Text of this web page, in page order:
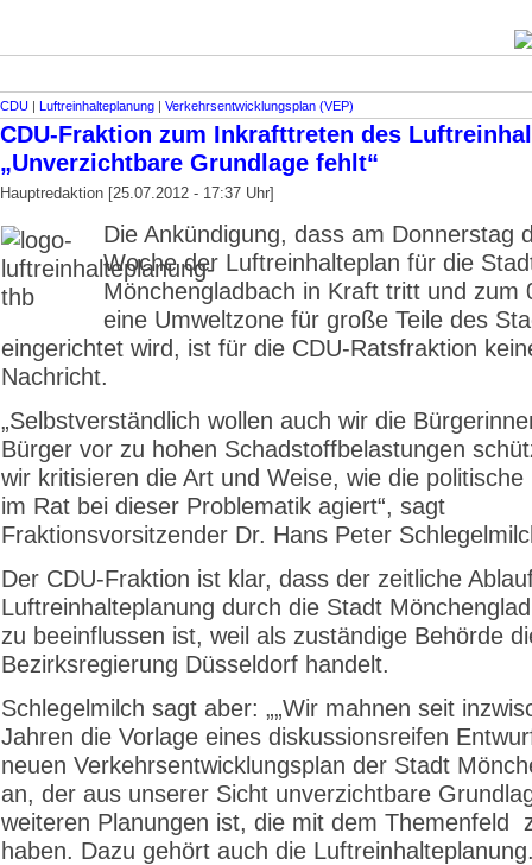
CDU | Luftreinhalteplanung | Verkehrsentwicklungsplan (VEP)
CDU-Fraktion zum Inkrafttreten des
„Unverzichtbare Grundlage fehlt“
Hauptredaktion [25.07.2012 - 17:37 Uhr]
Die Ankündigung, dass am Donnerstag
Woche der Luftreinhalteplan für die
Mönchengladbach in Kraft tritt und zum
eine Umweltzone für große Teile des
eingerichtet wird, ist für die CDU-Ratsfraktion
Nachricht.
„Selbstverständlich wollen auch wir die
Bürger vor zu hohen Schadstoffbelastungen
wir kritisieren die Art und Weise, wie die politische
im Rat bei dieser Problematik agiert“, sagt
Fraktionsvorsitzender Dr. Hans Peter
Der CDU-Fraktion ist klar, dass der zeitliche
Luftreinhalteplanung durch die Stadt
zu beeinflussen ist, weil als zuständige Behörde
Bezirksregierung Düsseldorf handelt.
Schlegelmilch sagt aber: „„Wir mahnen seit
Jahren die Vorlage eines diskussionsreifen
neuen Verkehrsentwicklungsplan der Stadt
an, der aus unserer Sicht unverzichtbare
weiteren Planungen ist, die mit dem Themenfeld
haben. Dazu gehört auch die